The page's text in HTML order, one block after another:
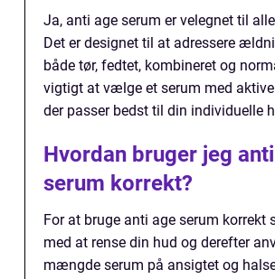
Ja, anti age serum er velegnet til
Det er designet til at adressere
både tør, fedtet, kombineret og
vigtigt at vælge et serum med aktive
der passer bedst til din individuelle
Hvordan bruger jeg
serum korrekt?
For at bruge anti age serum korrekt
med at rense din hud og derefter
mængde serum på ansigtet og